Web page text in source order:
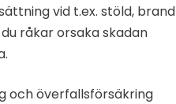
vid t.ex. stöld, brand
råkar orsaka skadan
och överfallsförsäkring